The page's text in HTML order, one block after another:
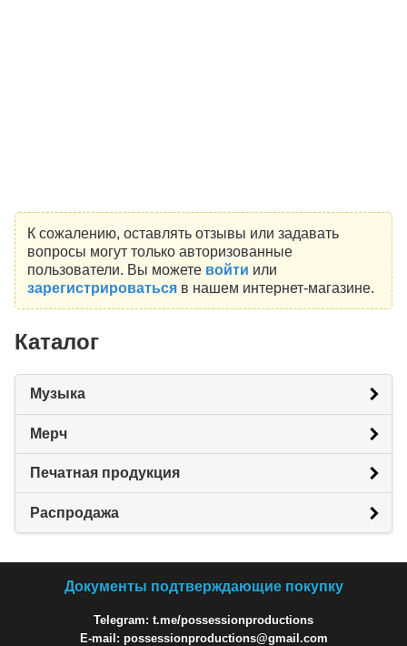
К сожалению, оставлять отзывы или задавать
вопросы могут только авторизованные
пользователи. Вы можете войти или
зарегистрироватьсяв нашем интернет-магазине.
Каталог
Музыка
Мерч
Печатная продукция
Распродажа
Документы подтверждающие покупку
Telegram: t.me/possessionproductions
E-mail: possessionproductions@gmail.com